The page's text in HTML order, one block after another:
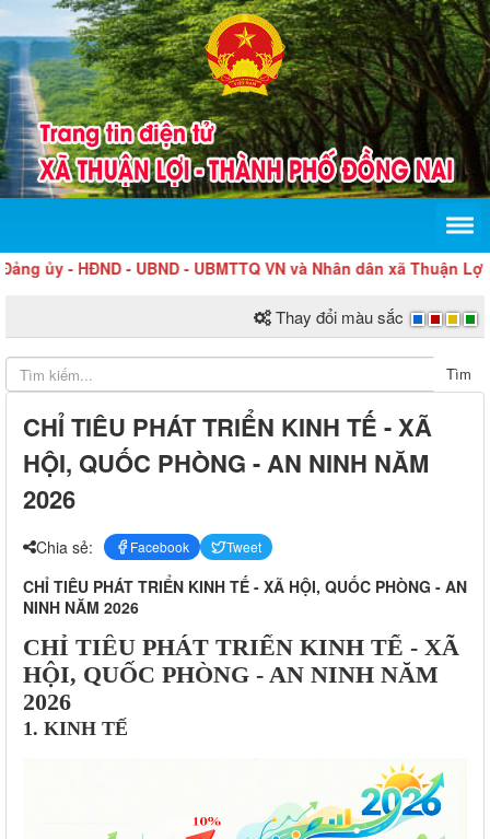
ủy - HĐND - UBND - UBMTTQ VN và Nhân dân xã Thuận Lợi
Thay đổi màu sắc
Tìm
CHỈ TIÊU PHÁT TRIỂN KINH TẾ - XÃ
HỘI, QUỐC PHÒNG - AN NINH NĂM
2026
Chia sẻ: Facebook Tweet
CHỈ TIÊU PHÁT TRIỂN KINH TẾ - XÃ HỘI, QUỐC PHÒNG - AN
NINH NĂM 2026
CHỈ TIÊU PHÁT TRIỂN KINH TẾ - XÃ
HỘI, QUỐC PHÒNG - AN NINH NĂM
2026
1. KINH TẾ